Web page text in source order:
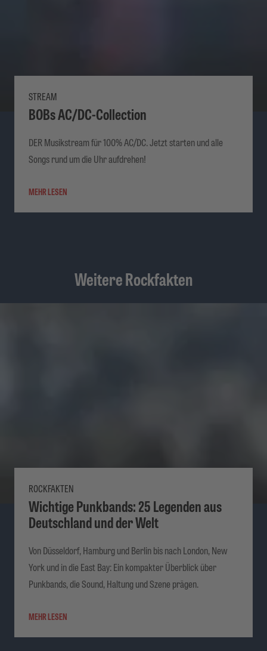
STREAM
BOBs AC/DC-Collection
DER Musikstream für 100% AC/DC. Jetzt starten und alle
Songs rund um die Uhr aufdrehen!
MEHR LESEN
Weitere Rockfakten
ROCKFAKTEN
Wichtige Punkbands: 25 Legenden aus
Deutschland und der Welt
Von Düsseldorf, Hamburg und Berlin bis nach London, New
York und in die East Bay: Ein kompakter Überblick über
Punkbands, die Sound, Haltung und Szene prägen.
MEHR LESEN